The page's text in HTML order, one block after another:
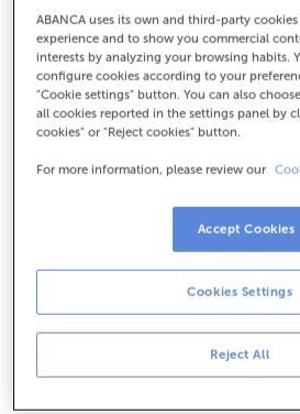
Com
De dilluns a divendres de8:15 a
cita prèviai
Operacions amb efectiu
Clients: de dilluns a divendres de
Si no ets client, l'horari de caixa
ABANCA uses its own and third-party
experience and to show you commercial
interests by analyzing your browsing habits.
configure cookies according to your
"Cookie settings" button. You can also
all cookies reported in the settings panel by
cookies" or "Reject cookies" button.
For more information, please review our
Reject All
Cookies Settings
Accept Cookies